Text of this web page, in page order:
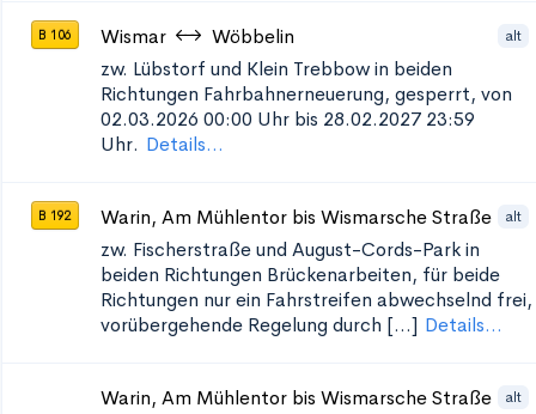
B 106 Wismar Wöbbelin alt
zw. Lübstorf und Klein Trebbow in beiden
Richtungen Fahrbahnerneuerung, gesperrt, von
02.03.2026 00:00 Uhr bis 28.02.2027 23:59
Uhr. Details...
B 192 Warin, Am Mühlentor bis Wismarsche Straße alt
zw. Fischerstraße und August-Cords-Park in
beiden Richtungen Brückenarbeiten, für beide
Richtungen nur ein Fahrstreifen abwechselnd frei,
vorübergehende Regelung durch [...] Details...
Warin, Am Mühlentor bis Wismarsche Straße alt